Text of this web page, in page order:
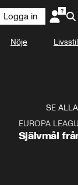
Logga in
Nöje Livsstil
SE ALLA
EUROPA
Självmål